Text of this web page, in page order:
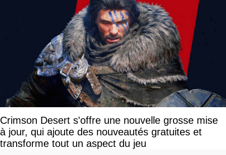
Crimson Desert s'offre une nouvelle grosse mise
à jour, qui ajoute des nouveautés gratuites et
transforme tout un aspect du jeu